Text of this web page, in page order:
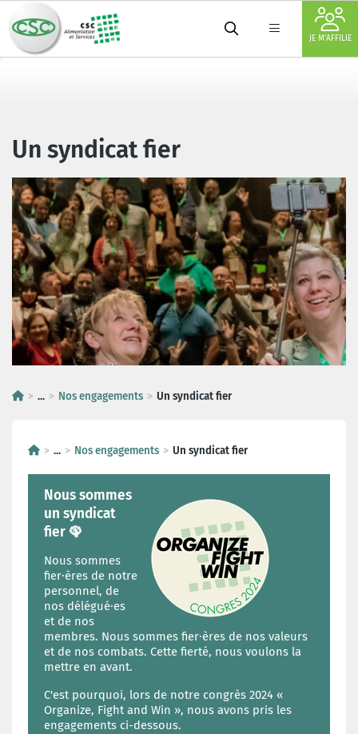
JE M'AFFILIE
Un syndicat fier
... Nos engagements Un syndicat fier
... Nos engagements Un syndicat fier
Nous sommes
un syndicat
fier 🦚
Nous sommes
fier·ères de notre
personnel, de
nos délégué·es
et de nos
membres. Nous sommes fier·ères de nos valeurs
et de nos combats. Cette fierté, nous voulons la
mettre en avant.
C'est pourquoi, lors de notre congrès 2024 «
Organize, Fight and Win », nous avons pris les
engagements ci-dessous.